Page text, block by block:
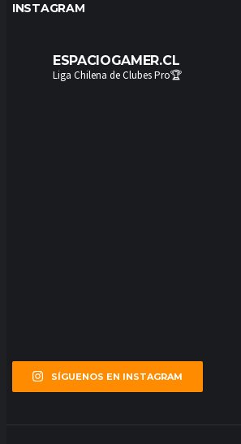
INSTAGRAM
ESPACIOGAMER.CL
Liga Chilena de Clubes Pro🏆
SÍGUENOS EN INSTAGRAM